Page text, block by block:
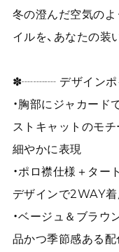
冬の澄んだ空気のよ
イルを、あなたの装
✽┈┈┈ デザイン
・胸部にジャカー
ストキャットのモチ
細やかに表現
・ポロ襟仕様＋タ
デザインで2WAY
・ベージュ＆ブラウ
品かつ季節感ある配